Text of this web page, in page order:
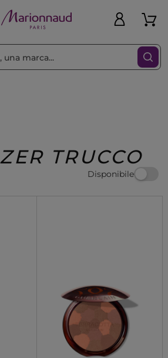
Regalo
TRUCCO
Disponibile
Filtra